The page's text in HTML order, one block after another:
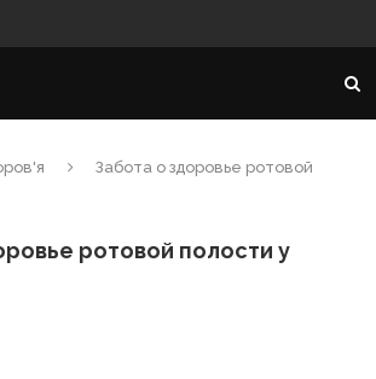
Забота о здоровье ротовой
ротовой полости у